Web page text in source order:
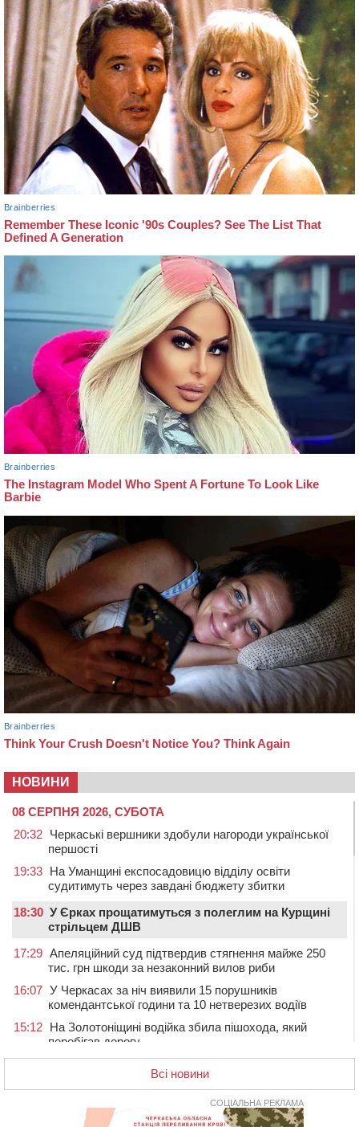
НОВИНИ
08 СЕРПНЯ 2026, СУБОТА
20:32 Черкаські вершники здобули нагороди української
першості
19:33 На Уманщині експосадовицю відділу освіти
судитимуть через завдані бюджету збитки
18:30 У Єрках прощатимуться з полеглим на Курщині
стрільцем ДШВ
17:29 Апеляційний суд підтвердив стягнення майже 250
тис. грн шкоди за незаконний вилов риби
16:07 У Черкасах за ніч виявили 15 порушників
комендантської години та 10 нетверезих водіїв
15:12 На Золотоніщині водійка збила пішохода, який
перебігав дорогу
під охорону 188-річну церкву
У Смілі біля магазину під колесами вантажівки
загинула жінка
Всі новини
СОЦІАЛЬНА РЕКЛАМА